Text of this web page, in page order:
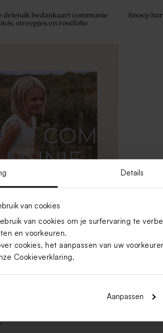
Details
van cookies
van cookies om je surfervaring te
en voorkeuren.
cookies, het aanpassen van uw
Cookieverklaring.
Aanpassen
drieluik bedankaart communie
streepjes en roséfolie
Snoep
communie met foto,
datum
Toon meer